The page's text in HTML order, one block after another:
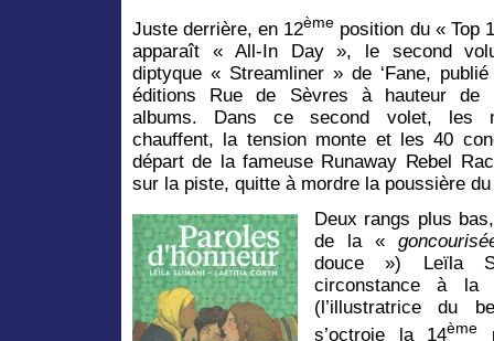
Juste derrière, en 12ème position du « Top
apparaît « All-In Day », le second
diptyque « Streamliner » de ‘Fane,
éditions Rue de Sèvres à hauteur de
albums. Dans ce second volet, les
chauffent, la tension monte et les 40
départ de la fameuse Runaway Rebel
sur la piste, quitte à mordre la poussière
Deux rangs plus
de la «
douce ») Leïla
circonstance à la
(l’illustratrice du
s’octroie la 14ème